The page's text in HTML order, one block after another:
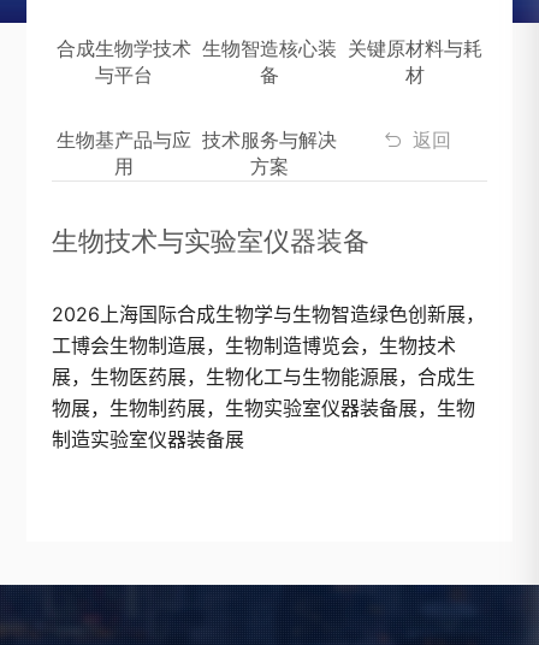
合成生物学技术
与平台
生物智造核心装
备
关键原材料与耗
材
生物基产品与应
用
技术服务与解决
方案
 返回
生物技术与实验室仪器装备
2026上海国际合成生物学与生物智造绿色创新展，
工博会生物制造展，生物制造博览会，生物技术
展，生物医药展，生物化工与生物能源展，合成生
物展，生物制药展，生物实验室仪器装备展，生物
制造实验室仪器装备展